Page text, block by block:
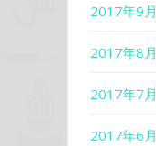
2017年9月
2017年8月
2017年7月
2017年6月